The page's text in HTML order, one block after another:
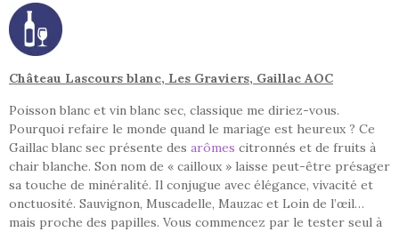
Château Lascours blanc, Les Graviers, Gaillac AOC
Poisson blanc et vin blanc sec, classique me diriez-vous.
Pourquoi refaire le monde quand le mariage est heureux ? Ce
Gaillac blanc sec présente des arômes citronnés et de fruits à
chair blanche. Son nom de « cailloux » laisse peut-être présager
sa touche de minéralité. Il conjugue avec élégance, vivacité et
onctuosité. Sauvignon, Muscadelle, Mauzac et Loin de l’œil…
mais proche des papilles. Vous commencez par le tester seul à